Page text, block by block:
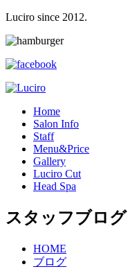
Luciro since 2012.
Home
Salon Info
Staff
Menu&Price
Gallery
Luciro Cut
Head Spa
スタッフブログ
HOME
ブログ